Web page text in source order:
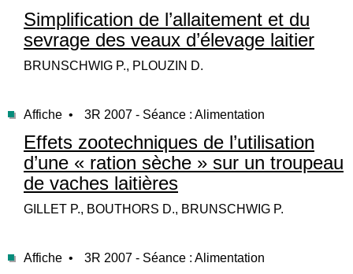
Simplification de l’allaitement et du
sevrage des veaux d’élevage laitier
BRUNSCHWIG P., PLOUZIN D.
Affiche • 3R 2007 - Séance : Alimentation
Effets zootechniques de l’utilisation
d’une « ration sèche » sur un troupeau
de vaches laitières
GILLET P., BOUTHORS D., BRUNSCHWIG P.
Affiche • 3R 2007 - Séance : Alimentation